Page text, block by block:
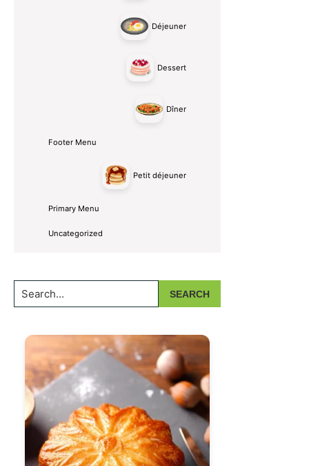
Déjeuner
Dessert
Dîner
Footer Menu
Petit déjeuner
Primary Menu
Uncategorized
Search...